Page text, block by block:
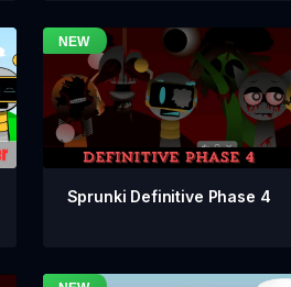
Sprunki Definitive Phase 4